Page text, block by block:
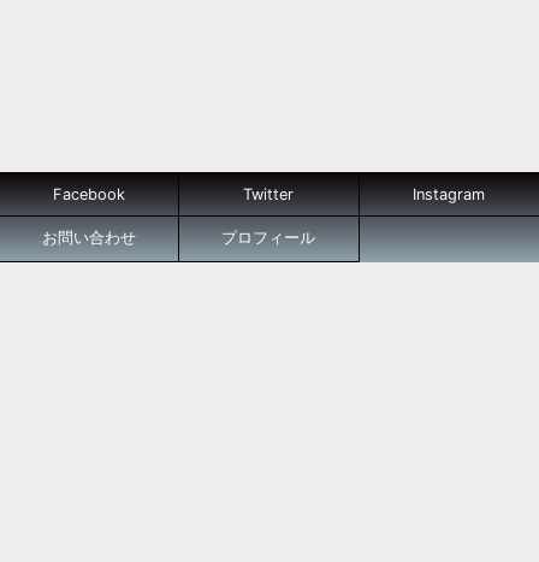
Facebook Twitter Instagram
お問い合わせ プロフィール